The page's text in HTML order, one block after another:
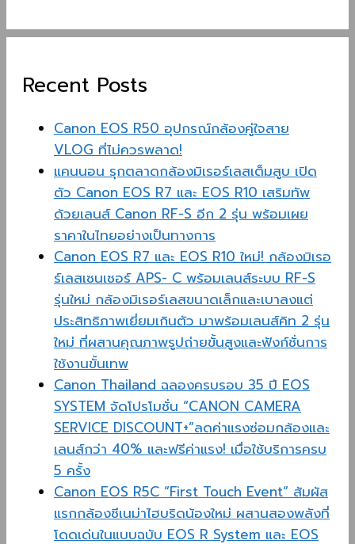
Recent Posts
Canon EOS R50 อุปกรณ์กล้องคู่ใจสาย
VLOG ที่ไม่ควรพลาด!
แคนนอน รุกตลาดกล้องมิเรอร์เลสเต็มสูบ เปิด
ตัว Canon EOS R7 และ EOS R10 เสริมทัพ
ด้วยเลนส์ Canon RF-S อีก 2 รุ่น พร้อมเผย
ราคาในไทยอย่างเป็นทางการ
Canon EOS R7 และ EOS R10 ใหม่! กล้องมิเรอ
ร์เลสเซนเซอร์ APS- C พร้อมเลนส์ระบบ RF-S
รุ่นใหม่ กล้องมิเรอร์เลสขนาดเล็กและเบาลงแต่
ประสิทธิภาพเยี่ยมเกินตัว มาพร้อมเลนส์คิท 2 รุ่น
ใหม่ ที่ผสานคุณภาพรูปถ่ายขั้นสูงและฟังก์ชั่นการ
ใช้งานขั้นเทพ
Canon Thailand ฉลองครบรอบ 35 ปี EOS
SYSTEM จัดโปรโมชั่น “CANON CAMERA
SERVICE DISCOUNT+”ลดค่าแรงซ่อมกล้องและ
เลนส์กว่า 40% และฟรีค่าแรง! เมื่อใช้บริการครบ
5 ครั้ง
Canon EOS R5C “First Touch Event” สัมผัส
แรกกล้องซีเนม่าไฮบริดน้องใหม่ ผสานสองพลังที่
โดดเด่นในแบบฉบับ EOS R System และ EOS